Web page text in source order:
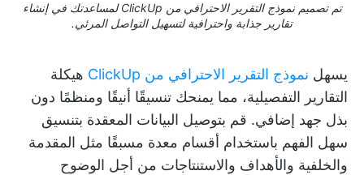
تم تصميم نموذج التقرير الاحترافي من ClickUp لمساعدتك في إنشاء
تقارير جذابة واحترافية لتسهيل التواصل المرئي.
يسهل نموذج التقرير الاحترافي من ClickUp
هيكلة
التقارير التفصيلية، مما يمنحك تنسيقًا أنيقًا ومنظمًا دون
بذل جهد إضافي. قم بتوصيل البيانات المعقدة بتنسيق
سهل الفهم باستخدام أقسام معدة مسبقًا مثل المقدمة
والخلفية والأهداف والاستنتاجات من أجل الوضوح